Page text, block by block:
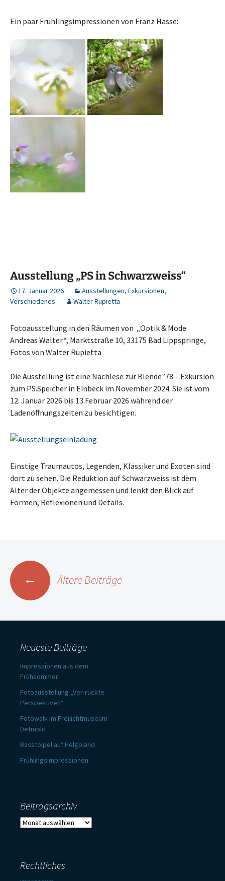
Ein paar Frühlingsimpressionen von Franz Hasse:
Ausstellung „PS in Schwarzweiss“
17. Januar 2026 Ausstellungen, Exkursionen,
Verschiedenes
Walter Rupietta
Fotoausstellung in den Räumen von „Optik & Mode
Andreas Walter“, Marktstraße 10, 33175 Bad Lippspringe,
Fotos von Walter Rupietta
Die Ausstellung ist eine Nachlese zur Blende ’78 – Exkursion
zum PS.Speicher in Einbeck im November 2024. Sie ist vom
12. Januar 2026 bis 13.Februar 2026 während der
Ladenöffnungszeiten zu besichtigen.
Einstige Traumautos, Legenden, Klassiker und Exoten sind
dort zu sehen. Die Reduktion auf Schwarzweiss ist dem
Alter der Objekte angemessen und lenkt den Blick auf
Formen, Reflexionen und Details.
Beitragsnavigation
← Ältere Beiträge
Neueste Beiträge
Impressionen aus dem
Frühsommer
Fotoausstellung „Ver-rückte
Perspektiven“
Fotowalk im Freilichtmuseum
Detmold
Basstölpel auf Helgoland
Frühlingsimpressionen
Beitragsarchiv
Beitragsarchiv
Rechtliches